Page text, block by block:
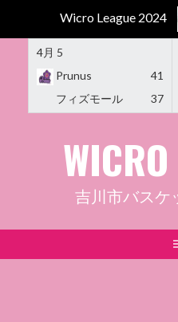
Wicro League 2024
4月 5
Prunus
41
フィズモール
37
吉川市バスケ